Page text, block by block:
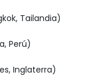
Tailandia)
Perú)
Inglaterra)